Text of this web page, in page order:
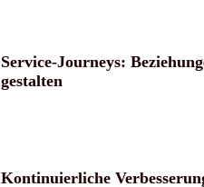
Service-Journeys:
gestalten
Kontinuierliche